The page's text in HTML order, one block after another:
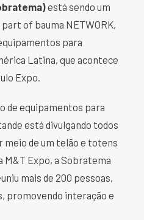
está sendo um
part of bauma NETWORK,
para
Latina, que acontece
Expo.
de equipamentos para
está divulgando todos
meio de um telão e totens
Expo, a Sobratema
mais de 200 pessoas,
promovendo interação e